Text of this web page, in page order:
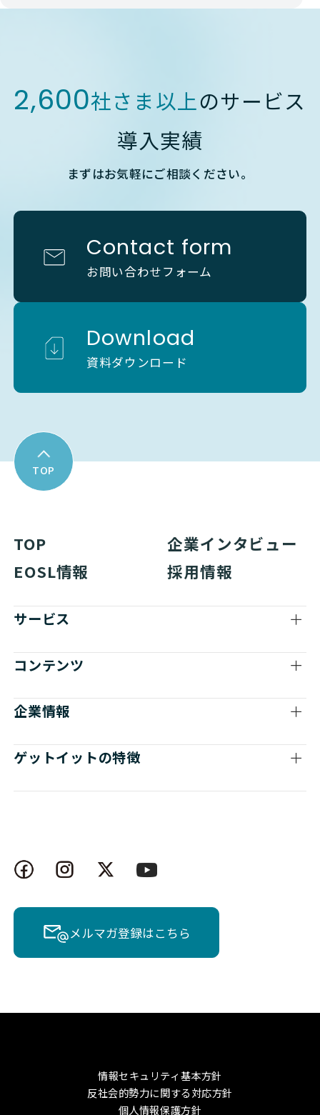
2,600社さま以上のサービス
導入実績
まずはお気軽にご相談ください。
Contact form
お問い合わせフォーム
Download
資料ダウンロード
TOP
TOP
企業インタビュー
EOSL情報
採用情報
サービス
コンテンツ
企業情報
ゲットイットの特徴
メルマガ登録はこちら
情報セキュリティ基本方針
反社会的勢力に関する対応方針
個人情報保護方針